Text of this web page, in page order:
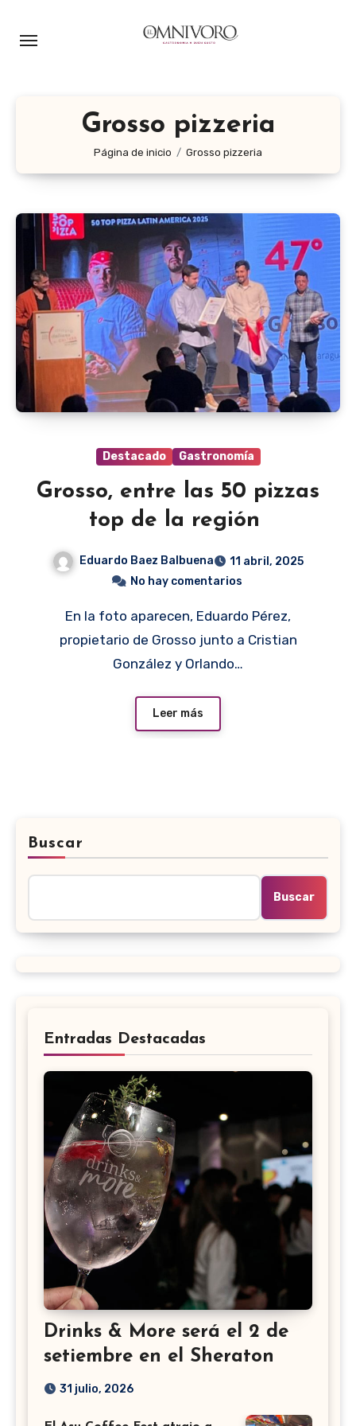
Grosso pizzeria
Página de inicio Grosso pizzeria
Destacado Gastronomía
Grosso, entre las 50 pizzas
top de la región
Eduardo Baez Balbuena
11 abril, 2025
No hay comentarios
En la foto aparecen, Eduardo Pérez,
propietario de Grosso junto a Cristian
González y Orlando…
Leer más
Buscar
Buscar
Entradas Destacadas
Drinks & More será el 2 de
setiembre en el Sheraton
31 julio, 2026